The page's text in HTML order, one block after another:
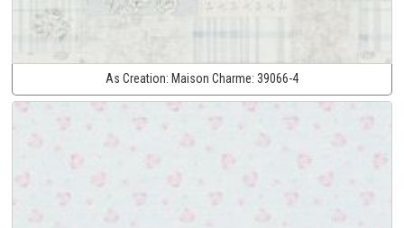
As Creation: Maison Charme: 39066-4